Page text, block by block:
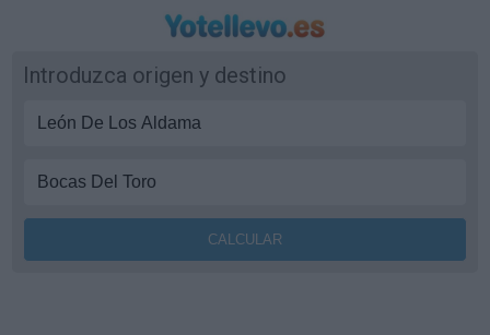
Introduzca origen y destino